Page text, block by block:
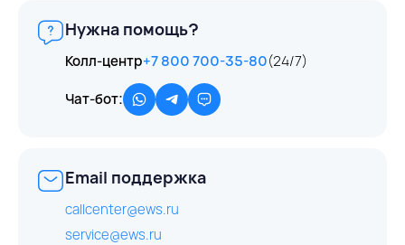
Нужна помощь?
Колл-центр+7 800 700-35-80(24/7)
Чат-бот:
Email поддержка
callcenter@ews.ru
service@ews.ru